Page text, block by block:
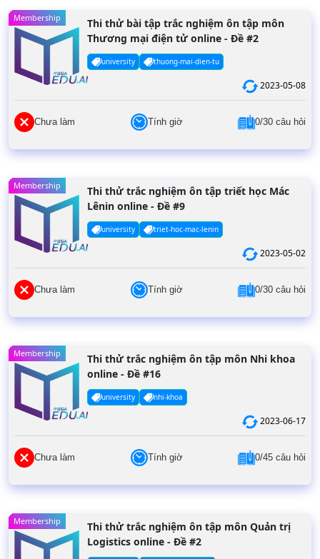
Membership
Thi thử bài tập trắc nghiệm ôn tập môn
Thương mại điện tử online - Đề #2
university thuong-mai-dien-tu
2023-05-08
Chưa làm Tính giờ 0/30 câu hỏi
Membership
Thi thử trắc nghiệm ôn tập triết học Mác
Lênin online - Đề #9
university triet-hoc-mac-lenin
2023-05-02
Chưa làm Tính giờ 0/30 câu hỏi
Membership
Thi thử trắc nghiệm ôn tập môn Nhi khoa
online - Đề #16
university nhi-khoa
2023-06-17
Chưa làm Tính giờ 0/45 câu hỏi
Membership
Thi thử trắc nghiệm ôn tập môn Quản trị
Logistics online - Đề #2